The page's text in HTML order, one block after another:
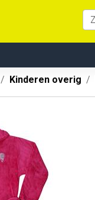
Kinderen overig